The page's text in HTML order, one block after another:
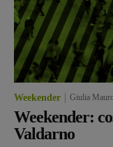
Weekender Giulia
Weekender:
Valdarno